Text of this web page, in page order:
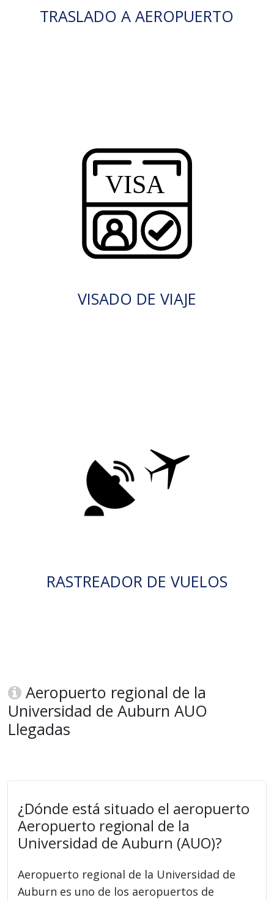
TRASLADO A AEROPUERTO
VISADO DE VIAJE
RASTREADOR DE VUELOS
Aeropuerto regional de la
Universidad de Auburn AUO
Llegadas
¿Dónde está situado el aeropuerto
Aeropuerto regional de la
Universidad de Auburn (AUO)?
Aeropuerto regional de la Universidad de
Auburn es uno de los aeropuertos de